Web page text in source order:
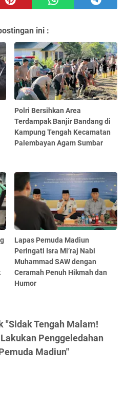
ini :
Polri Bersihkan Area
Terdampak Banjir Bandang di
Kampung Tengah Kecamatan
Palembayan Agam Sumbar
Lapas Pemuda Madiun
Peringati Isra Mi’raj Nabi
Muhammad SAW dengan
Ceramah Penuh Hikmah dan
Humor
"Sidak Tengah Malam!
Penggeledahan
Madiun"